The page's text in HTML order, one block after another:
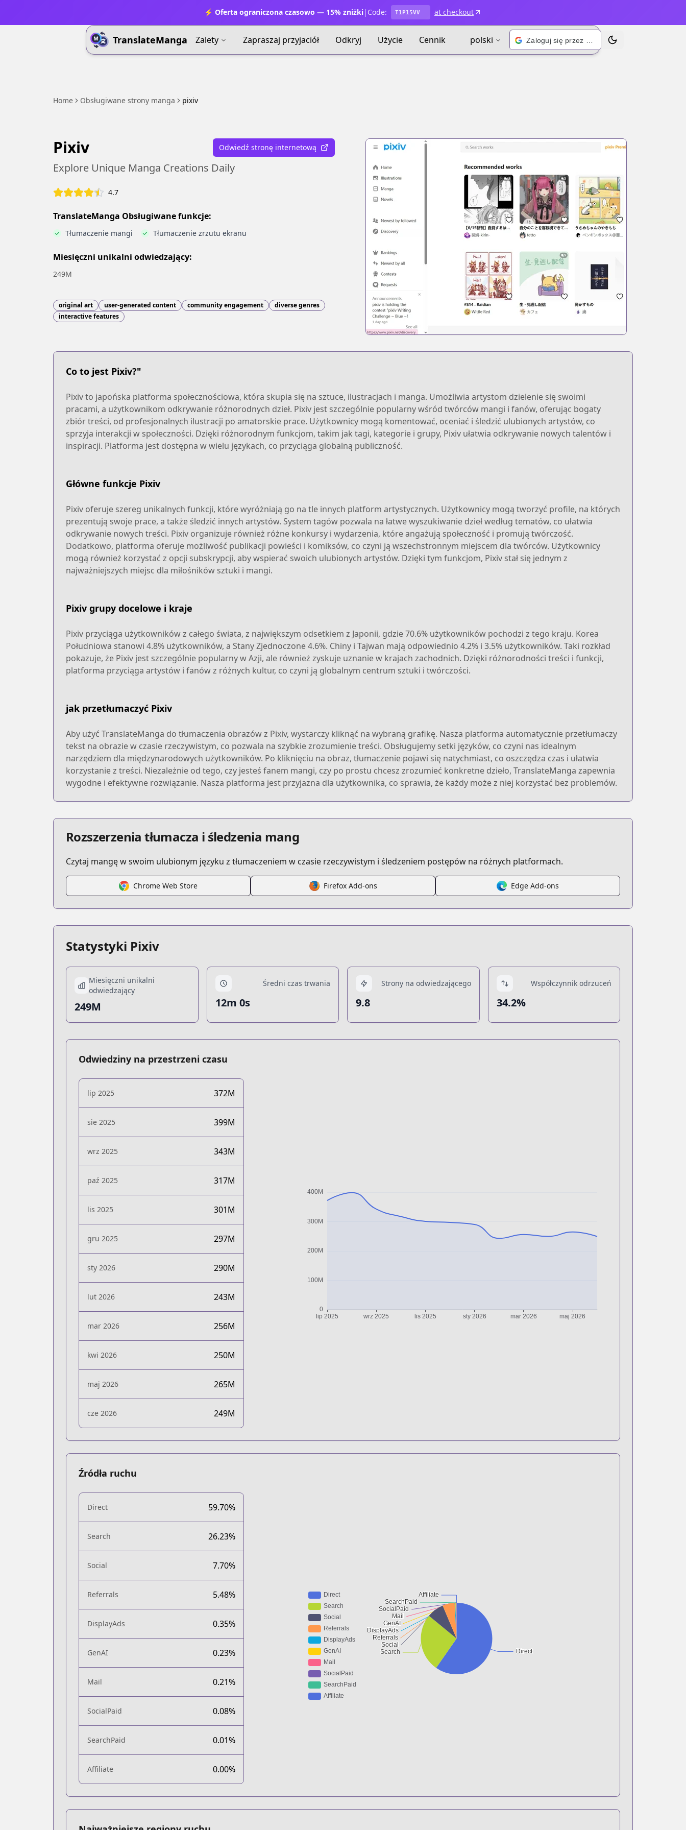
⚡ Oferta ograniczona czasowo — 15% zniżki| Code: T1P15VV at checkout
TranslateManga Zalety Zapraszaj przyjaciół Odkryj Użycie Cennik polski Przełącz motyw
Home Obsługiwane strony manga pixiv
Pixiv Odwiedź stronę internetową
Explore Unique Manga Creations Daily
4.7
TranslateManga Obsługiwane funkcje:
Tłumaczenie mangi Tłumaczenie zrzutu ekranu
Miesięczni unikalni odwiedzający:
249M
original art user-generated content community engagement
diverse genres
interactive features
Co to jest Pixiv?"
Pixiv to japońska platforma społecznościowa, która skupia się na sztuce, ilustracjach i manga. Umożliwia artystom dzielenie się swoimi
pracami, a użytkownikom odkrywanie różnorodnych dzieł. Pixiv jest szczególnie popularny wśród twórców mangi i fanów, oferując bogaty
zbiór treści, od profesjonalnych ilustracji po amatorskie prace. Użytkownicy mogą komentować, oceniać i śledzić ulubionych artystów, co
sprzyja interakcji w społeczności. Dzięki różnorodnym funkcjom, takim jak tagi, kategorie i grupy, Pixiv ułatwia odkrywanie nowych talentów i
inspiracji. Platforma jest dostępna w wielu językach, co przyciąga globalną publiczność.
Główne funkcje Pixiv
Pixiv oferuje szereg unikalnych funkcji, które wyróżniają go na tle innych platform artystycznych. Użytkownicy mogą tworzyć profile, na których
prezentują swoje prace, a także śledzić innych artystów. System tagów pozwala na łatwe wyszukiwanie dzieł według tematów, co ułatwia
odkrywanie nowych treści. Pixiv organizuje również różne konkursy i wydarzenia, które angażują społeczność i promują twórczość.
Dodatkowo, platforma oferuje możliwość publikacji powieści i komiksów, co czyni ją wszechstronnym miejscem dla twórców. Użytkownicy
mogą również korzystać z opcji subskrypcji, aby wspierać swoich ulubionych artystów. Dzięki tym funkcjom, Pixiv stał się jednym z
najważniejszych miejsc dla miłośników sztuki i mangi.
Pixiv grupy docelowe i kraje
Pixiv przyciąga użytkowników z całego świata, z największym odsetkiem z Japonii, gdzie 70.6% użytkowników pochodzi z tego kraju. Korea
Południowa stanowi 4.8% użytkowników, a Stany Zjednoczone 4.6%. Chiny i Tajwan mają odpowiednio 4.2% i 3.5% użytkowników. Taki rozkład
pokazuje, że Pixiv jest szczególnie popularny w Azji, ale również zyskuje uznanie w krajach zachodnich. Dzięki różnorodności treści i funkcji,
platforma przyciąga artystów i fanów z różnych kultur, co czyni ją globalnym centrum sztuki i twórczości.
jak przetłumaczyć Pixiv
Aby użyć TranslateManga do tłumaczenia obrazów z Pixiv, wystarczy kliknąć na wybraną grafikę. Nasza platforma automatycznie przetłumaczy
tekst na obrazie w czasie rzeczywistym, co pozwala na szybkie zrozumienie treści. Obsługujemy setki języków, co czyni nas idealnym
narzędziem dla międzynarodowych użytkowników. Po kliknięciu na obraz, tłumaczenie pojawi się natychmiast, co oszczędza czas i ułatwia
korzystanie z treści. Niezależnie od tego, czy jesteś fanem mangi, czy po prostu chcesz zrozumieć konkretne dzieło, TranslateManga zapewnia
wygodne i efektywne rozwiązanie. Nasza platforma jest przyjazna dla użytkownika, co sprawia, że każdy może z niej korzystać bez problemów.
Rozszerzenia tłumacza i śledzenia mang
Czytaj mangę w swoim ulubionym języku z tłumaczeniem w czasie rzeczywistym i śledzeniem postępów na różnych platformach.
Chrome Web Store Firefox Add-ons Edge Add-ons
Statystyki Pixiv
Miesięczni unikalni
odwiedzający
249M
Średni czas trwania
12m 0s
Strony na odwiedzającego
9.8
Współczynnik odrzuceń
34.2%
Odwiedziny na przestrzeni czasu
lip 2025 372M
sie 2025 399M
wrz 2025 343M
paź 2025 317M
lis 2025 301M
gru 2025 297M
sty 2026 290M
lut 2026 243M
mar 2026 256M
kwi 2026 250M
maj 2026 265M
cze 2026 249M
Źródła ruchu
Direct 59.70%
Search 26.23%
Social 7.70%
Referrals 5.48%
DisplayAds 0.35%
GenAI 0.23%
Mail 0.21%
SocialPaid 0.08%
SearchPaid 0.01%
Affiliate 0.00%